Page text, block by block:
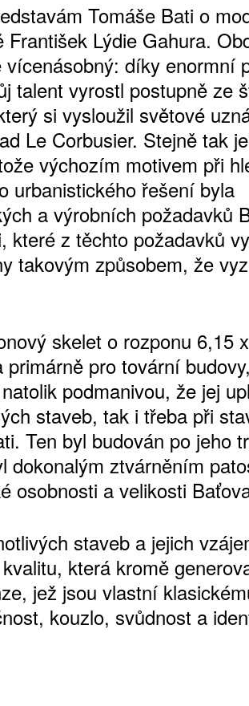
Tomáše Bati o
Lýdie Gahura.
díky enormní
talent vyrostl postupně ze
si vysloužil světové
Le Corbusier. Stejně tak
výchozím motivem při
urbanistického řešení byla
a výrobních požadavků
které z těchto požadavků
takovým způsobem, že
skelet o rozponu 6,15
pro tovární
podmanivou, že jej
staveb, tak i třeba při
Ten byl budován po jeho
dokonalým ztvárněním
osobnosti a velikosti
staveb a jejich
která kromě
jež jsou vlastní
kouzlo, svůdnost a